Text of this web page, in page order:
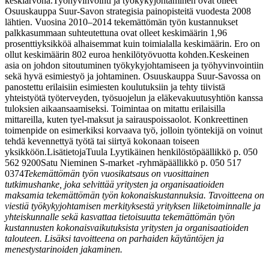
Osuuskauppa Suur-Savon strategisia painopisteitä vuodesta 2008
lähtien. Vuosina 2010–2014 tekemättömän työn kustannukset
palkkasummaan suhteutettuna ovat olleet keskimäärin 1,96
prosenttiyksikköä alhaisemmat kuin toimialalla keskimäärin. Ero on
ollut keskimäärin 802 euroa henkilötyövuotta kohden.Keskeinen
asia on johdon sitoutuminen työkykyjohtamiseen ja työhyvinvointiin
sekä hyvä esimiestyö ja johtaminen. Osuuskauppa Suur-Savossa on
panostettu erilaisiin esimiesten koulutuksiin ja tehty tiivistä
yhteistyötä työterveyden, työsuojelun ja eläkevakuutusyhtiön kanssa
tuloksien aikaansaamiseksi. Toimintaa on mitattu erilaisilla
mittareilla, kuten tyel-maksut ja sairauspoissaolot. Konkreettinen
toimenpide on esimerkiksi korvaava työ, jolloin työntekijä on voinut
tehdä kevennettyä työtä tai siirtyä kokonaan toiseen
yksikköön.LisätietojaTuula Lyytikäinen henkilöstöpäällikkö p. 050
562 9200Satu Nieminen S-market -ryhmäpäällikkö p. 050 517
0374Tekemättömän työn vuosikatsaus on vuosittainen
tutkimushanke, joka selvittää yritysten ja organisaatioiden
maksamia tekemättömän työn kokonaiskustannuksia. Tavoitteena on
viestiä työkykyjohtamisen merkityksestä yrityksen liiketoiminnalle ja
yhteiskunnalle sekä kasvattaa tietoisuutta tekemättömän työn
kustannusten kokonaisvaikutuksista yritysten ja organisaatioiden
talouteen. Lisäksi tavoitteena on parhaiden käytäntöjen ja
menestystarinoiden jakaminen.